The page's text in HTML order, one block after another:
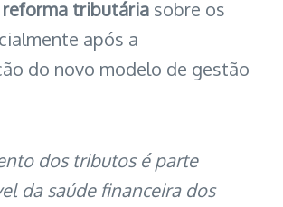
tributária sobre os
após a
do novo modelo de gestão
dos tributos é parte
da saúde financeira dos